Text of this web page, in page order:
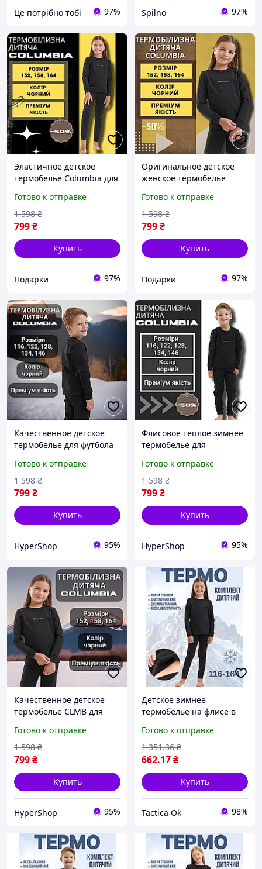
Це потрібно тобі 97% Spilno 97%
Эластичное детское
термобелье Columbia для
зимнее детское
термобелье для бега
Готово к отправке
799₴
1 598 ₴
Купить
Подарки 97%
Оригинальное детское
женское термобелье
повседневной носки,
зимний детский комплект
термобелья
Готово к отправке
799₴
1 598 ₴
Купить
Подарки 97%
Качественное детское
термобелье для футбола
термобелье для
мальчиков повседневное
Готово к отправке
799₴
1 598 ₴
Купить
HyperShop 95%
Флисовое теплое зимнее
термобелье для
детское термобелье для
футбола и мальчика
Готово к отправке
799₴
1 598 ₴
Купить
HyperShop 95%
Качественное детское
термобелье CLMB для
теплое термобелье на
флисе для девочки
Готово к отправке
799₴
1 598 ₴
Купить
HyperShop 95%
Детское зимнее
термобелье на флисе в
черного цвета для
девочек и мальчиков
Tactic
Готово к отправке
662.17₴
1 351.36 ₴
Купить
Tactica Ok 98%